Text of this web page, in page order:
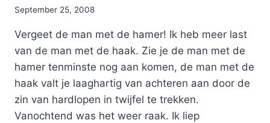
By
September 25, 2008
Vergeet de man met de hamer! Ik heb meer last
van de man met de haak. Zie je de man met de
hamer tenminste nog aan komen, de man met de
haak valt je laaghartig van achteren aan door de
zin van hardlopen in twijfel te trekken.
Vanochtend was het weer raak. Ik liep